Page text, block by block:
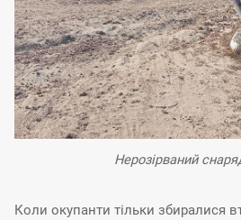
Нерозірваний
Коли окупанти тільки збиралися